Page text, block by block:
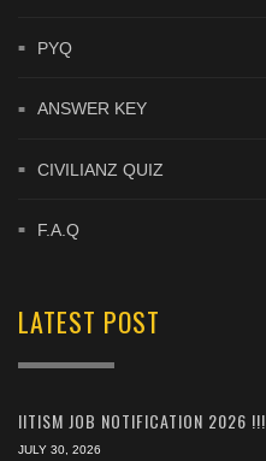
PYQ
ANSWER KEY
CIVILIANZ QUIZ
F.A.Q
LATEST POST
IITISM JOB NOTIFICATION 2026 !!!
JULY 30, 2026